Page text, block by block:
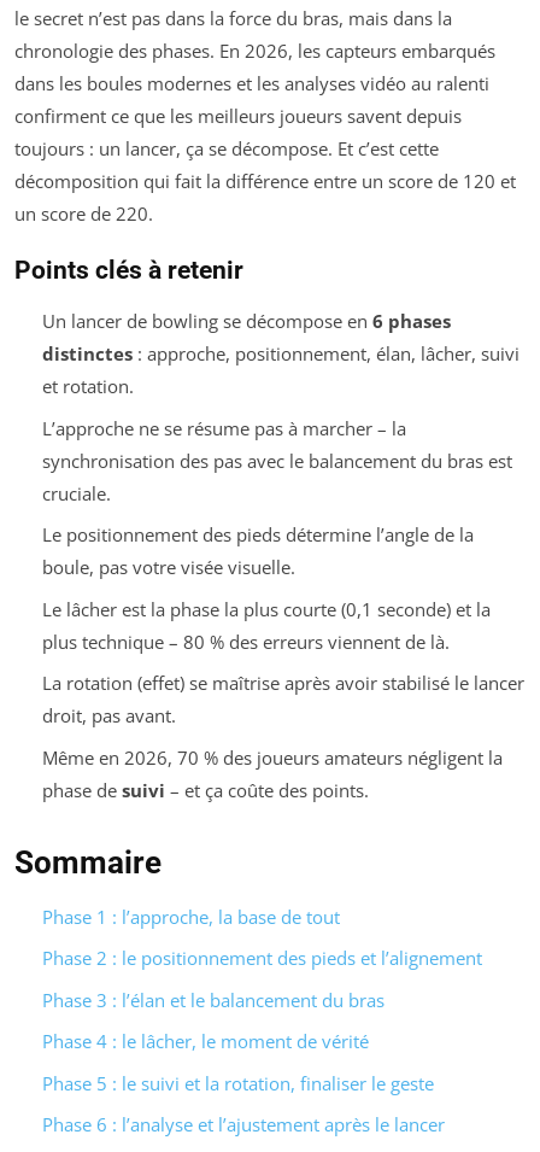
le secret n’est pas dans la force du bras, mais dans la
chronologie des phases. En 2026, les capteurs embarqués
dans les boules modernes et les analyses vidéo au ralenti
confirment ce que les meilleurs joueurs savent depuis
toujours : un lancer, ça se décompose. Et c’est cette
décomposition qui fait la différence entre un score de 120 et
un score de 220.
Points clés à retenir
Un lancer de bowling se décompose en 6 phases
distinctes: approche, positionnement, élan, lâcher, suivi
et rotation.
L’approche ne se résume pas à marcher – la
synchronisation des pas avec le balancement du bras est
cruciale.
Le positionnement des pieds détermine l’angle de la
boule, pas votre visée visuelle.
Le lâcher est la phase la plus courte (0,1 seconde) et la
plus technique – 80 % des erreurs viennent de là.
La rotation (effet) se maîtrise après avoir stabilisé le lancer
droit, pas avant.
Même en 2026, 70 % des joueurs amateurs négligent la
phase de suivi – et ça coûte des points.
Sommaire
Phase 1 : l’approche, la base de tout
Phase 2 : le positionnement des pieds et l’alignement
Phase 3 : l’élan et le balancement du bras
Phase 4 : le lâcher, le moment de vérité
Phase 5 : le suivi et la rotation, finaliser le geste
Phase 6 : l’analyse et l’ajustement après le lancer